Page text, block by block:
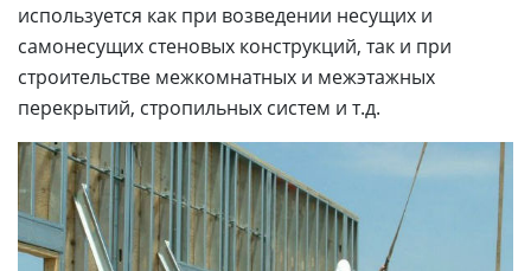
используется как при возведении несущих и
самонесущих стеновых конструкций, так и при
строительстве межкомнатных и межэтажных
перекрытий, стропильных систем и т.д.